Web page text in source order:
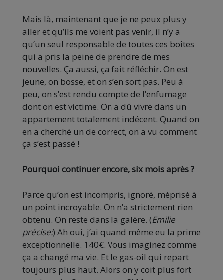
Mais là, maintenant que je ne peux plus y
aller et qu’ils me voient pas venir, il n’y a
qu’un seul responsable de toutes ces boîtes
qui a pris la peine de prendre de mes
nouvelles. Ça aussi, ça fait réfléchir. On est
jeune, on bosse, et on s’en sort pas. Peu à
peu, on s’est rendu compte de l’enfumage
dont on est victime. On a dû vivre dans un
appartement totalement indécent. Quand on
en a cherché un de correct, on a vu comment
ça s’est passé !
Pourquoi continuer encore, six mois après ?
Parce qu’on est incompris, ignoré, méprisé à
un point incroyable. On n’a strictement rien
obtenu. On reste dans la galère. (Emilie
précise:) Ah oui, j’ai quand même eu la prime
exceptionnelle. 140€. Vous imaginez comme
ça a changé ma vie. Et le gas-oil qui repart
toujours plus haut. Alors on y coit plus fort